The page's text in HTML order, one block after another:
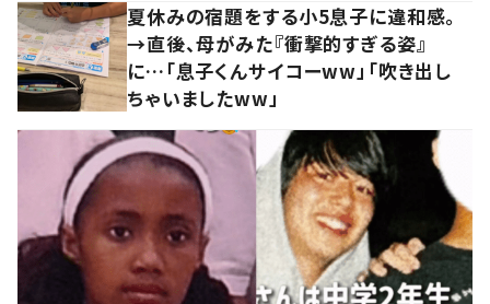
夏休みの宿題をする小5息子に違和感。
→直後、母がみた『衝撃的すぎる姿』
に…「息子くんサイコーww」「吹き出し
ちゃいましたww」